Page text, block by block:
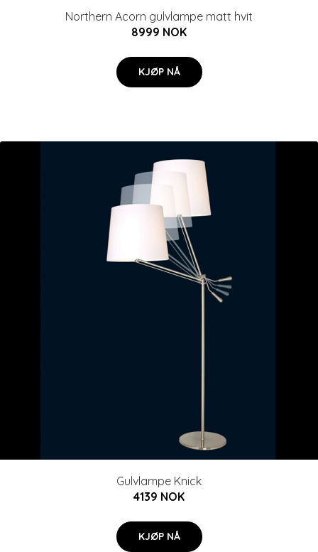
Northern Acorn gulvlampe matt hvit
8999 NOK
KJØP NÅ
Gulvlampe Knick
4139 NOK
KJØP NÅ